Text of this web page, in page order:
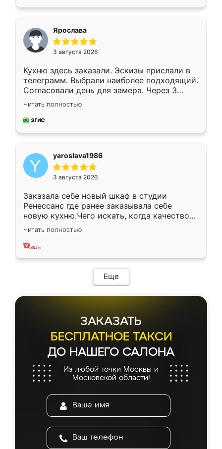
Ярослава
3 августа 2026
Кухню здесь заказали. Эскизы прислали в
телеграмм. Выбрали наиболее подходящий.
Согласовали день для замера. Через 3
недели кухня была уже готова. Остались
довольны работой. Спасибо Ренессанс
мебель за качественную работу!
Читать полностью
yaroslava1986
3 августа 2026
Заказала себе новый шкаф в студии
Ренессанс где ранее заказывала себе
новую кухню.Чего искать, когда качеством
вполне довольна. Служит кухня уже почти
два года, нареканий нет.
Читать полностью
Еще
ЗАКАЗАТЬ
БЕСПЛАТНОЕ ТАКСИ
ДО НАШЕГО САЛОНА
Из любой точки Москвы и
Московской области!